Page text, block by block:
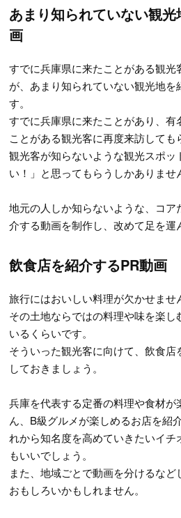
あまり知られていない観
画
すでに兵庫県に来たことがある観
が、あまり知られていない観光地
す。
すでに兵庫県に来たことがあり、
ことがある観光客に再度来訪して
観光客が知らないような観光スポッ
い！」と思ってもらうしかありませ
地元の人しか知らないような、コ
介する動画を制作し、改めて足を運
飲食店を紹介するPR動画
旅行にはおいしい料理が欠かせませ
その土地ならではの料理や味を楽し
いるくらいです。
そういった観光客に向けて、飲食
しておきましょう。
兵庫を代表する定番の料理や食材が
ん、B級グルメが楽しめるお店を紹
れから知名度を高めていきたいイ
もいいでしょう。
また、地域ごとで動画を分けるな
おもしろいかもしれません。